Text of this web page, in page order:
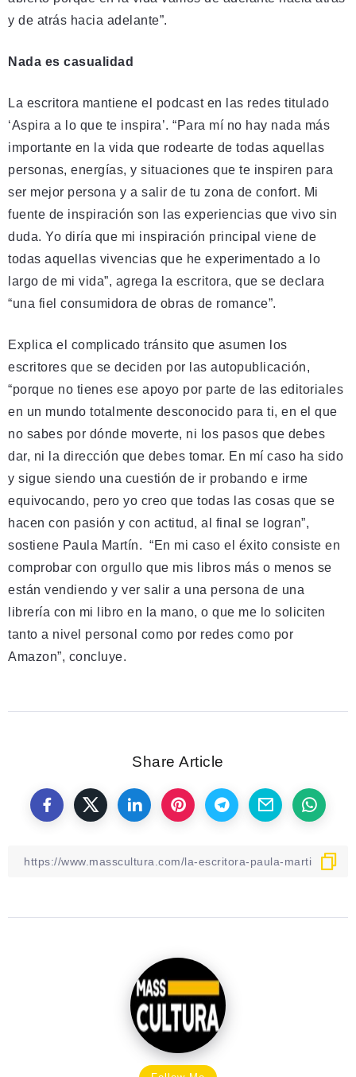
y de atrás hacia adelante”.
Nada es casualidad
La escritora mantiene el podcast en las redes titulado
‘Aspira a lo que te inspira’. “Para mí no hay nada más
importante en la vida que rodearte de todas aquellas
personas, energías, y situaciones que te inspiren para
ser mejor persona y a salir de tu zona de confort. Mi
fuente de inspiración son las experiencias que vivo sin
duda. Yo diría que mi inspiración principal viene de
todas aquellas vivencias que he experimentado a lo
largo de mi vida”, agrega la escritora, que se declara
“una fiel consumidora de obras de romance”.
Explica el complicado tránsito que asumen los
escritores que se deciden por las autopublicación,
“porque no tienes ese apoyo por parte de las editoriales
en un mundo totalmente desconocido para ti, en el que
no sabes por dónde moverte, ni los pasos que debes
dar, ni la dirección que debes tomar. En mí caso ha sido
y sigue siendo una cuestión de ir probando e irme
equivocando, pero yo creo que todas las cosas que se
hacen con pasión y con actitud, al final se logran”,
sostiene Paula Martín. “En mi caso el éxito consiste en
comprobar con orgullo que mis libros más o menos se
están vendiendo y ver salir a una persona de una
librería con mi libro en la mano, o que me lo soliciten
tanto a nivel personal como por redes como por
Amazon”, concluye.
Share Article